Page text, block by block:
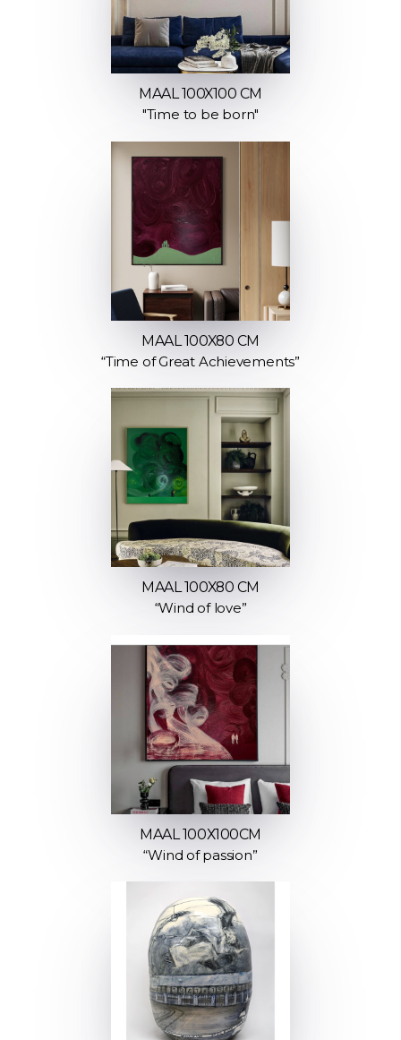
MAAL 100X100 CM
"Time to be born"
MAAL 100X80 CM
“Time of Great Achievements”
MAAL 100X80 CM
“Wind of love”
MAAL 100Х100СМ
“Wind of passion”